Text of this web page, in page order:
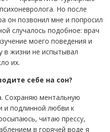
Но после
он позвонил мне и попросил
случалось подобное: врач
моего поведения и
в жизни не испытывал
их.
себе на сон?
Сохраняю ментальную
и подлинной любви к
читаю прессу,
в горячей воде я